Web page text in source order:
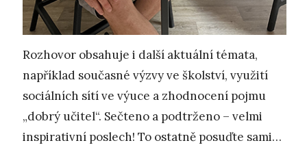
Rozhovor obsahuje i další aktuální témata,
například současné výzvy ve školství, využití
sociálních sítí ve výuce a zhodnocení pojmu
„dobrý učitel“. Sečteno a podtrženo – velmi
inspirativní poslech! To ostatně posuďte sami…